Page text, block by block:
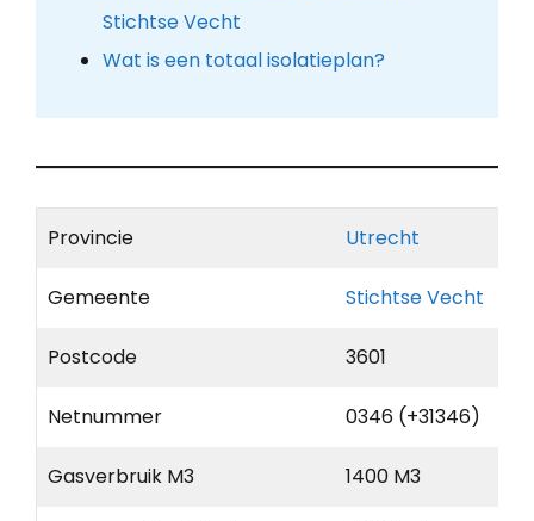
Stichtse Vecht
Wat is een totaal isolatieplan?
Provincie Utrecht
Gemeente Stichtse Vecht
Postcode 3601
Netnummer 0346 (+31346)
Gasverbruik M3 1400 M3